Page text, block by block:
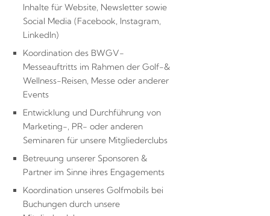
Inhalte für Website, Newsletter sowie
Social Media (Facebook, Instagram,
LinkedIn)
Koordination des BWGV-
Messeauftritts im Rahmen der Golf-&
Wellness-Reisen, Messe oder anderer
Events
Entwicklung und Durchführung von
Marketing-, PR- oder anderen
Seminaren für unsere Mitgliederclubs
Betreuung unserer Sponsoren &
Partner im Sinne ihres Engagements
Koordination unseres Golfmobils bei
Buchungen durch unsere